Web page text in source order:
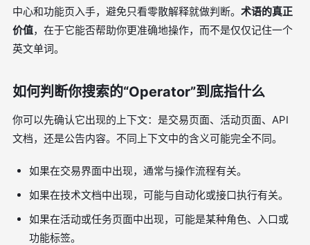
中心和功能页入手，避免只看零散解释就做判断。 术语的真正
价值，在于它能否帮助你更准确地操作，而不是仅仅记住一个
英文单词。
如何判断你搜索的“Operator”到底指什么
你可以先确认它出现的上下文：是交易页面、活动页面、API
文档，还是公告内容。不同上下文中的含义可能完全不同。
如果在交易界面中出现，通常与操作流程有关。
如果在技术文档中出现，可能与自动化或接口执行有关。
如果在活动或任务页面中出现，可能是某种角色、入口或
功能标签。